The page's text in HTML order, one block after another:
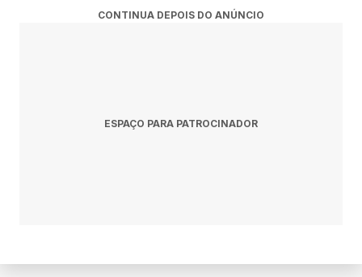
CONTINUA DEPOIS DO ANÚNCIO
ESPAÇO PARA PATROCINADOR